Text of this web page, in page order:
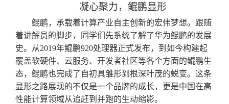
凝心聚力，鲲鹏显形
鲲鹏，承载着计算产业自主创新的宏伟梦想。跟随
着讲解员的脚步，同学们先系统了解了华为鲲鹏的发展
史。从2019年鲲鹏920处理器正式发布，到如今构建起
覆盖软硬件、云服务、开发者社区等各个方面的鲲鹏生
态，鲲鹏也完成了自初具雏形到根深叶茂的蜕变。这条
显形之路展现的不仅是一个品牌的成长，更是中国在高
性能计算领域从追赶到并跑的生动缩影。